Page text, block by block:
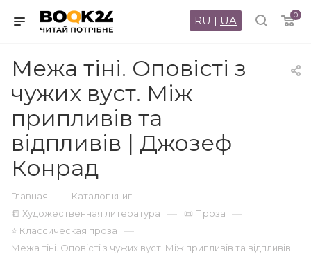
0
RU | UA
Межа тіні. Оповісті з
чужих вуст. Між
припливів та
відпливів | Джозеф
Конрад
Главная — Каталог книг —
📒 Художественная литература — 📜 Проза —
⭐ Классическая проза —
Межа тіні. Оповісті з чужих вуст. Між припливів та відпливів